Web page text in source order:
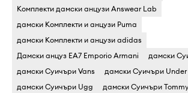
Комплекти дамски анцузи Answear Lab
дамски Комплекти и анцузи Puma
дамски Комплекти и анцузи adidas
Дамски анцуз EA7 Emporio Armani
дамски
дамски Суичъри Vans
дамски Суичъри
дамски Суичъри Ugg
дамски Суичъри